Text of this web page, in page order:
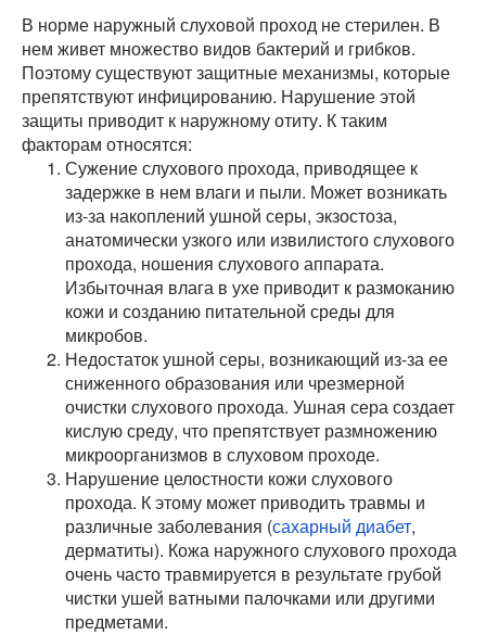
В норме наружный слуховой проход не стерилен. В
нем живет множество видов бактерий и грибков.
Поэтому существуют защитные механизмы, которые
препятствуют инфицированию. Нарушение этой
защиты приводит к наружному отиту. К таким
факторам относятся:
Сужение слухового прохода, приводящее к
задержке в нем влаги и пыли. Может возникать
из-за накоплений ушной серы, экзостоза,
анатомически узкого или извилистого слухового
прохода, ношения слухового аппарата.
Избыточная влага в ухе приводит к размоканию
кожи и созданию питательной среды для
микробов.
Недостаток ушной серы, возникающий из-за ее
сниженного образования или чрезмерной
очистки слухового прохода. Ушная сера создает
кислую среду, что препятствует размножению
микроорганизмов в слуховом проходе.
Нарушение целостности кожи слухового
прохода. К этому может приводить травмы и
различные заболевания (сахарный диабет,
дерматиты). Кожа наружного слухового прохода
очень часто травмируется в результате грубой
чистки ушей ватными палочками или другими
предметами.